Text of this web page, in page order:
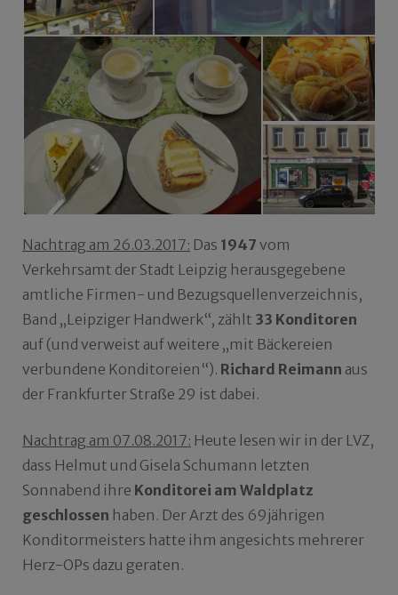
Nachtrag am 26.03.2017: Das 1947 vom
Verkehrsamt der Stadt Leipzig herausgegebene
amtliche Firmen- und Bezugsquellenverzeichnis,
Band „Leipziger Handwerk“, zählt 33 Konditoren
auf (und verweist auf weitere „mit Bäckereien
verbundene Konditoreien“). Richard Reimann aus
der Frankfurter Straße 29 ist dabei.
Nachtrag am 07.08.2017: Heute lesen wir in der LVZ,
dass Helmut und Gisela Schumann letzten
Sonnabend ihre Konditorei am Waldplatz
geschlossen haben. Der Arzt des 69jährigen
Konditormeisters hatte ihm angesichts mehrerer
Herz-OPs dazu geraten.